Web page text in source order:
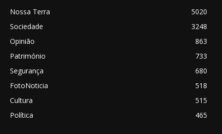
Nossa Terra
5020
Sociedade
3248
Opinião
863
Património
733
Segurança
680
FotoNoticia
518
Cultura
515
Política
465